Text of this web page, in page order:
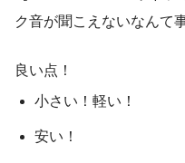
ク音が聞こえないなんて
良い点！
小さい！軽い！
安い！